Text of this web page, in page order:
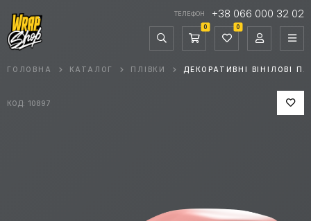
ТЕЛЕФОН +38 066 000 32 02
0 0
ГОЛОВНА КАТАЛОГ ПЛІВКИ ДЕКОРАТИВНІ ВІНІЛОВІ
КОД: 10897